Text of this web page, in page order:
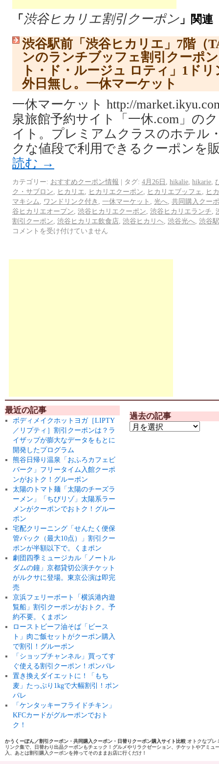
「 渋谷ヒカリエ割引クーポン 」関連
渋谷駅前「渋谷ヒカリエ」7階（
ンのランチブッフェ割引クーポ
ト・ド・ルージュ ロティ」1ド
外日無し。一休マーケット
一休マーケット http://
泉旅館予約サイト「一休.com」の
イト。プレミアムクラスのホテル
クな値段で利用できるクーポンを
読む →
カテゴリー: おすすめクーポン情報 | タグ: 4月26日 hikalie hikarie
ク・サブロン
ヒカリエ ヒカリエクーポン ヒカリエブッフェ
ヒ
マキシム
ワンドリンク付き 一休マーケット 光へ 共同購入クー
谷ヒカリエオープン 渋谷ヒカリエクーポン 渋谷ヒカリエランチ
割引クーポン 渋谷ヒカリエ飲食店 渋谷ヒカリヘ 渋谷光へ 渋谷駅
コメントを受け付けていません
最近の記事
ボディメイクホットヨガ［LIPTY
／リプティ］割引クーポンは？ラ
イザップが膨大なデータをもとに
開発したプログラム
熊谷日帰り温泉「おふろカフェビ
バーク」フリータイム入館クーポ
ンがおトク！グルーポン
太陽のトマト麺「太陽のチーズラ
ーメン」「ちびリゾ」太陽系ラー
メンがクーポンでおトク！グルー
ポン
宅配クリーニング「せんたく便保
管パック（最大10点）」割引クー
ポンが半額以下で。くまポン
劇団四季ミュージカル「ノートル
ダムの鐘」京都貸切公演チケット
がルクサに登場。東京公演は即完
売
京浜フェリーボート「横浜港内遊
覧船」割引クーポンがおトク。予
約不要。くまポン
ローストビーフ油そば「ビース
ト」肉ご飯セットがクーポン購入
で割引！グルーポン
「ショップチャンネル」買ってす
ぐ使える割引クーポン！ポンパレ
置き換えダイエットに！「もち
麦」たっぷり1kgで大幅割引！ポン
パレ
「ケンタッキーフライドチキン」
KFCカードがグルーポンでおト
ク！
過去の記事
かうくーぽん／割引クーポン・共同購入クーポン・日替りクーポン購入サイト比較 オトクなプレ
リンク集で、日替わり出品クーポンもチェック！グルメやリラクゼーション、チケットやアミ
入、あとは割引購入クーポンを持ってそのままお店に行くだけ！